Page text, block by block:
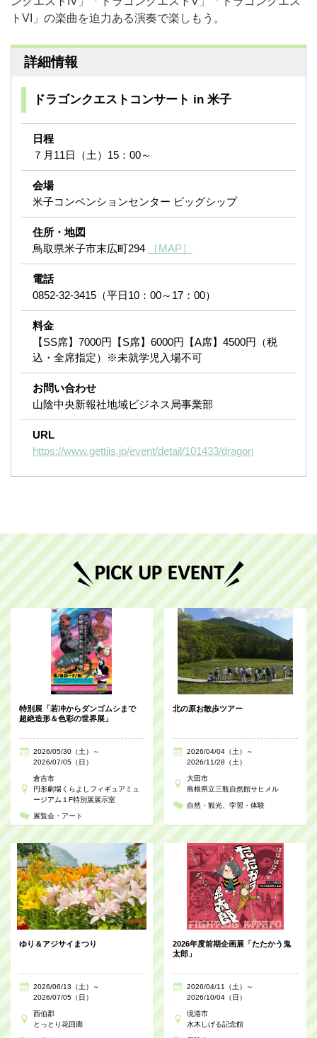
トVI」の楽曲を迫力ある演奏で楽しもう。
詳細情報
ドラゴンクエストコンサート in 米子
日程
７月11日（土）15：00～
会場
米子コンベンションセンター ビッグシップ
住所・地図
鳥取県米子市末広町294
［MAP］
電話
0852-32-3415（平日10：00～17：00）
料金
【SS席】7000円【S席】6000円【A席】4500円（税
込・全席指定）※未就学児入場不可
お問い合わせ
山陰中央新報社地域ビジネス局事業部
URL
https://www.gettiis.jp/event/detail/101433/dragon
特別展「若冲からダンゴムシまで
超絶造形＆色彩の世界展」
2026/05/30（土）～
2026/07/05（日）
倉吉市
円形劇場くらよしフィギュアミュ
ージアム１F特別展展示室
展覧会・アート
北の原お散歩ツアー
2026/04/04（土）～
2026/11/28（土）
大田市
島根県立三瓶自然館サヒメル
自然・観光 学習・体験
ゆり＆アジサイまつり
2026/06/13（土）～
2026/07/05（日）
西伯郡
とっとり花回廊
2026年度前期企画展「たたかう鬼
太郎」
2026/04/11（土）～
2026/10/04（日）
境港市
水木しげる記念館